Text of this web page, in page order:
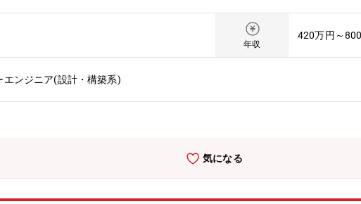
プロジェクトの全体管理。【働き方】社内の残業平均は28時間程度、フレッ
る職場です。～実際のスケジュール感～午前はIT業界の情報収集やユーザー
の進捗確認や開発業務に集中し、夕方には退勤。ワークライフバランスの充
年収
420万円～
エンジニア(設計・構築系)
気になる